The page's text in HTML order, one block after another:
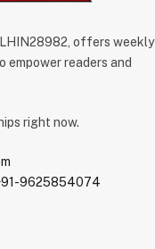
offers weekly
empower readers and
right now.
9625854074